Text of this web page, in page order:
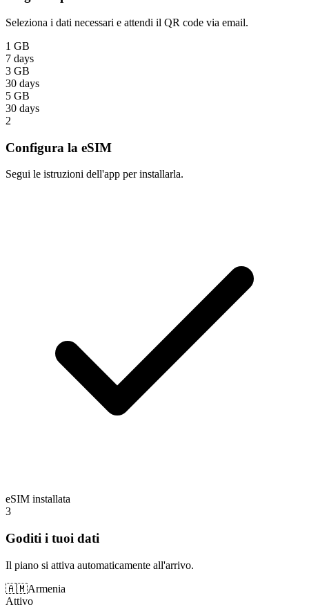
Seleziona i dati necessari e attendi il QR code via email.
1 GB
7 days
3 GB
30 days
5 GB
30 days
2
Configura la eSIM
Segui le istruzioni dell'app per installarla.
eSIM installata
3
Goditi i tuoi dati
Il piano si attiva automaticamente all'arrivo.
🇦🇲Armenia
Attivo